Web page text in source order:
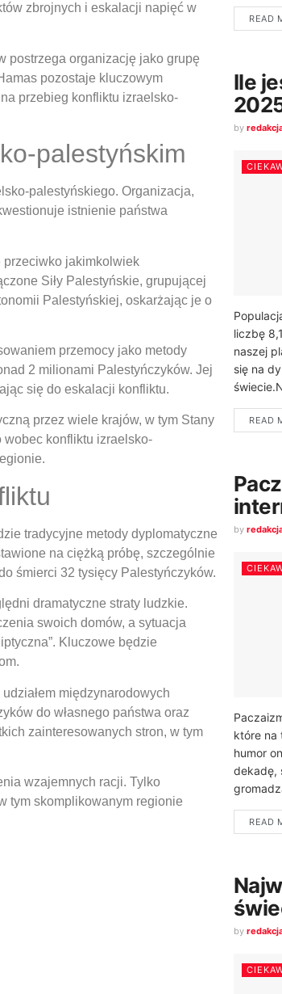
zbrojnych i eskalacji napięć w
postrzega organizację jako grupę
pozostaje kluczowym
przebieg konfliktu izraelsko-
palestyńskim
palestyńskiego. Organizacja,
istnienie państwa
przeciwko jakimkolwiek
Siły Palestyńskie, grupującej
Palestyńskiej, oskarżając je o
przemocy jako metody
2 milionami Palestyńczyków. Jej
się do eskalacji konfliktu.
przez wiele krajów, w tym Stany
konfliktu izraelsko-
tradycyjne metody dyplomatyczne
na ciężką próbę, szczególnie
śmierci 32 tysięcy Palestyńczyków.
dramatyczne straty ludzkie.
swoich domów, a sytuacja
Kluczowe będzie
międzynarodowych
do własnego państwa oraz
zainteresowanych stron, w tym
wzajemnych racji. Tylko
tym skomplikowanym regionie
READ
Ile
by
liczbę
naszej
się na
READ
by
które na
humor
dekadę,
READ
by